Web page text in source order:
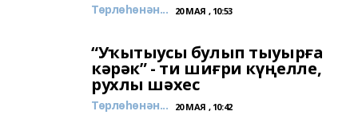
Төрлөһөнән... 20 МАЯ , 10:53
“Уҡытыусы булып тыуырға
кәрәк” - ти шиғри күңелле,
рухлы шәхес
Төрлөһөнән... 20 МАЯ , 10:42